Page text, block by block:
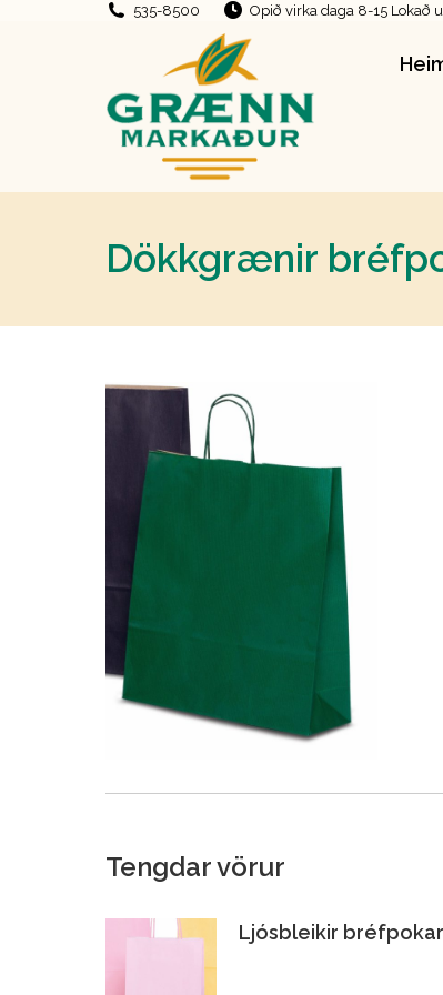
535-8500 Opið virka daga 8-15 Lokað
Dökkgrænir
Tengdar vörur
Ljósbleikir bréfpokar